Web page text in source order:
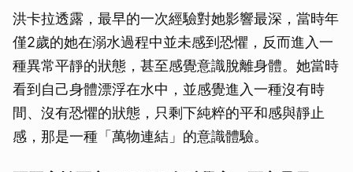
洪卡拉透露，最早的一次經驗對她影響最深，當時年
僅2歲的她在溺水過程中並未感到恐懼，反而進入一
種異常平靜的狀態，甚至感覺意識脫離身體。她當時
看到自己身體漂浮在水中，並感覺進入一種沒有時
間、沒有恐懼的狀態，只剩下純粹的平和感與靜止
感，那是一種「萬物連結」的意識體驗。